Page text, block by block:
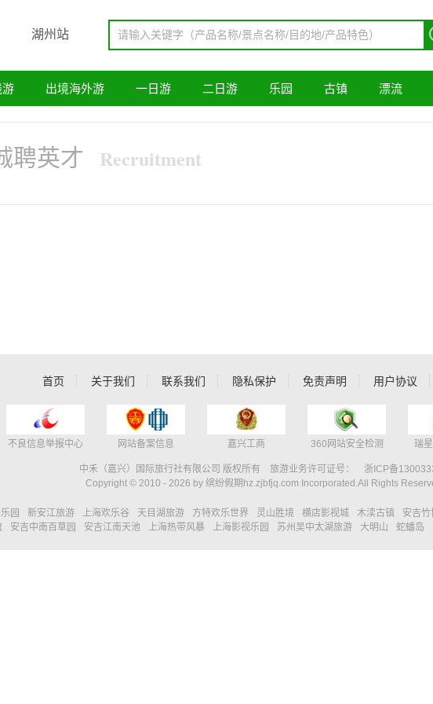
湖州站
游 出境海外游 一日游 二日游 乐园 古镇 漂流
聘英才 Recruitment
首页 关于我们 联系我们 隐私保护 免责声明 用户协议
不良信息举报中心 网站备案信息 嘉兴工商 360网站安全检测 瑞
中禾（嘉兴）国际旅行社有限公司 版权所有 旅游业务许可证号：
浙ICP备
Copyright © 2010 - 2026 by 缤纷假期hz.zjbfjq.com Incorporated.All Rights
园 新安江旅游 上海欢乐谷 天目湖旅游 方特欢乐世界 灵山胜境 横店影视城 木渎古镇 安吉竹
安吉中南百草园 安吉江南天池 上海热带风暴 上海影视乐园 苏州吴中太湖旅游 大明山 蛇蟠岛